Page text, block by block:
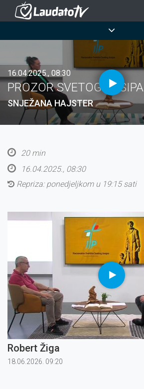
Skoči
sadržaj
16.04.2025., 08:30
PROZOR SVETOG JOSIPA
SNJEŽANA HAJSTER
20 min
16.04.2025., 08:30
Repriza: ponedjeljkom u 19:15 sati
Robert Žiga
18.06.2026. 09:20